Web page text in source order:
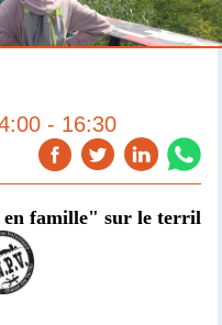
- 16:30
en famille"sur le terril